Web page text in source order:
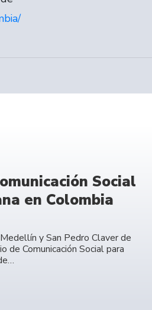
Social
en Colombia
y San Pedro Claver de
Comunicación Social para